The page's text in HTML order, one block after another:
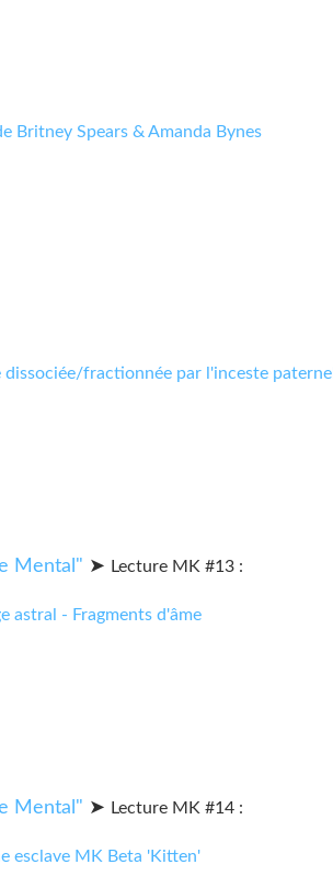
Britney Spears & Amanda Bynes
fractionnée par l'inceste paternel
➤ Lecture MK #13 :
astral - Fragments d'âme
➤ Lecture MK #14 :
esclave MK Beta 'Kitten'